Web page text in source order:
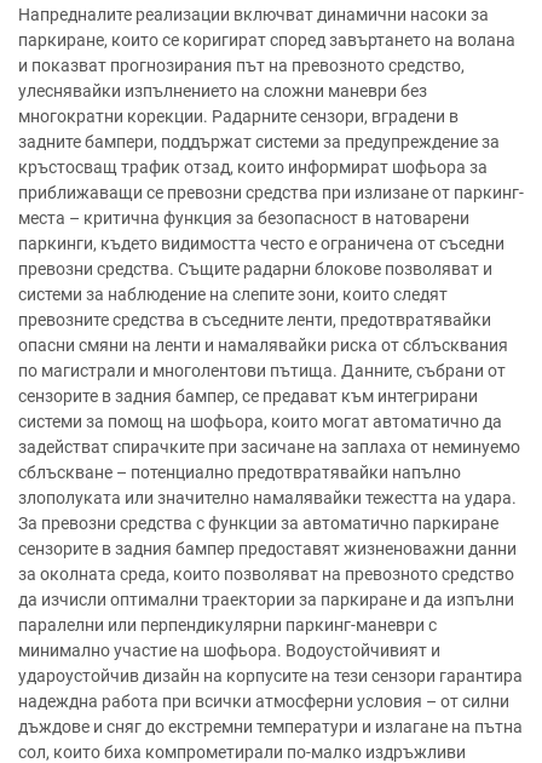
Напредналите реализации включват динамични насоки за
паркиране, които се коригират според завъртането на волана
и показват прогнозирания път на превозното средство,
улеснявайки изпълнението на сложни маневри без
многократни корекции. Радарните сензори, вградени в
задните бампери, поддържат системи за предупреждение за
кръстосващ трафик отзад, които информират шофьора за
приближаващи се превозни средства при излизане от паркинг-
места – критична функция за безопасност в натоварени
паркинги, където видимостта често е ограничена от съседни
превозни средства. Същите радарни блокове позволяват и
системи за наблюдение на слепите зони, които следят
превозните средства в съседните ленти, предотвратявайки
опасни смяни на ленти и намалявайки риска от сблъсквания
по магистрали и многолентови пътища. Данните, събрани от
сензорите в задния бампер, се предават към интегрирани
системи за помощ на шофьора, които могат автоматично да
задействат спирачките при засичане на заплаха от неминуемо
сблъскване – потенциално предотвратявайки напълно
злополуката или значително намалявайки тежестта на удара.
За превозни средства с функции за автоматично паркиране
сензорите в задния бампер предоставят жизненоважни данни
за околната среда, които позволяват на превозното средство
да изчисли оптимални траектории за паркиране и да изпълни
паралелни или перпендикулярни паркинг-маневри с
минимално участие на шофьора. Водоустойчивият и
удароустойчив дизайн на корпусите на тези сензори гарантира
надеждна работа при всички атмосферни условия – от силни
дъждове и сняг до екстремни температури и излагане на пътна
сол, които биха компрометирали по-малко издръжливи